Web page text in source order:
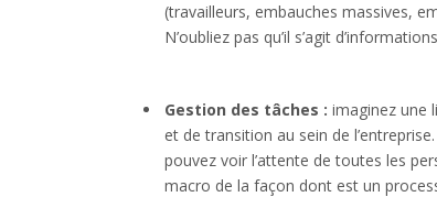
(travailleurs, embauches massives,
N’oubliez pas qu’il s’agit
Gestion des tâches : imaginez une
et de transition au sein de
pouvez voir l’attente de toutes les
macro de la façon dont est un